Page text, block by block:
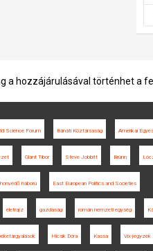
a hozzájárulásával történhet a
Science Forum Bánáti Köztársaság Amerikai
Glant Tibor Steve Jobbitt Brünn
honvédő háború East European Politics and Societies
életrajz gazdaság román nemzeti egység
Hicsik Dóra Kassa Vix-jegyzék